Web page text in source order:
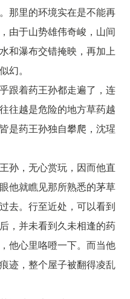
那里的环境实在是不能再
由于山势雄伟奇峻，山间
和瀑布交错掩映，再加上
幻。
跟着药王孙都走遍了，连
往越是危险的地方草药越
是药王孙独自攀爬，沈瑆
孙，无心赏玩，因而他直
他就瞧见那所熟悉的茅草
去。行至近处，可以看到
，并未看到久未相逢的药
他心里咯噔一下。而当他
迹，整个屋子被翻得凌乱